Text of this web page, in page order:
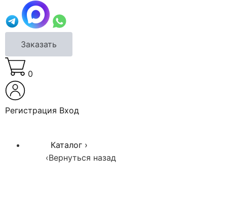
Заказать
0
Регистрация Вход
Каталог ›
‹Вернуться назад